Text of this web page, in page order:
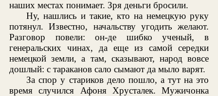
наших местах понимает. Зря деньги бросили.
Ну, нашлись и такие, кто на немецкую руку
потянул. Известно, начальству угодить желают.
Разговор повели: он-де шибко ученый, в
генеральских чинах, да еще из самой середки
немецкой земли, а там, сказывают, народ вовсе
дошлый: с тараканов сало сымают да мыло варят.
За спор у стариков дело пошло, а тут на это
время случился Афоня Хрусталек. Мужичонка